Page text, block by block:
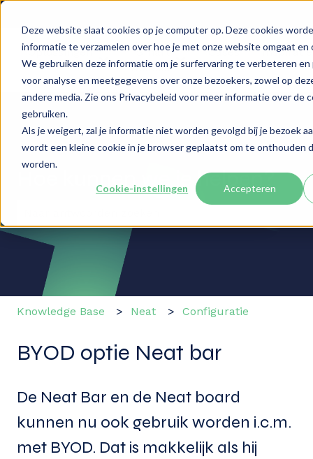
Deze website slaat cookies op je computer op. Deze cookies
informatie te verzamelen over hoe je met onze website omgaat
We gebruiken deze informatie om je surfervaring te verbeteren en
voor analyse en meetgegevens over onze bezoekers, zowel op
andere media. Zie ons Privacybeleid voor meer informatie over de
gebruiken.
Als je weigert, zal je informatie niet worden gevolgd bij je bezoek
wordt een kleine cookie in je browser geplaatst om te onthouden
worden.
Cookie-instellingen Accepteren
Oplossingen
Submenu tonen voor Oplossingen
Smart
Spaces
Submenu tonen voor
Cases Inspiratie
Hoe kunnen we je helpen?
Er zijn geen suggesties want het zoekveld is leeg.
Knowledge Base Neat Configuratie
BYOD optie Neat bar
De Neat Bar en de Neat board
kunnen nu ook gebruik worden i.c.m.
met BYOD. Dat is makkelijk als hij